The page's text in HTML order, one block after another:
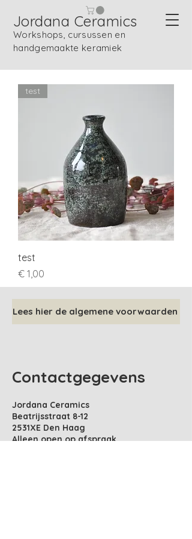
Jordana Ceramics
Workshops, cursussen en
handgemaakte keramiek
test
test
Prijs
€ 1,00
Lees hier de algemene voorwaarden
Contactgegevens
Jordana Ceramics
Beatrijsstraat 8-12
2531XE Den Haag
​Alleen open op afspraak